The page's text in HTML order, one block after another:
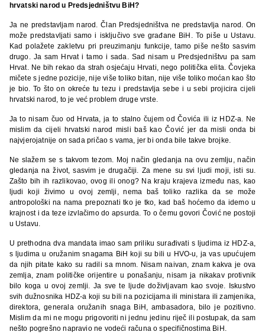
hrvatski narod u Predsjedništvu BiH?
Ja ne predstavljam narod. Član Predsjedništva ne predstavlja narod. On
može predstavljati samo i isključivo sve građane BiH. To piše u Ustavu.
Kad polažete zakletvu pri preuzimanju funkcije, tamo piše nešto sasvim
drugo. Ja sam Hrvat i tamo i sada. Sad nisam u Predsjedništvu pa sam
Hrvat. Ne bih rekao da strah osjećaju Hrvati, nego politička elita. Čovjeka
mičete s jedne pozicije, nije više toliko bitan, nije više toliko moćan kao što
je bio. To što on okreće tu tezu i predstavlja sebe i u sebi projicira cijeli
hrvatski narod, to je već problem druge vrste.
Ja to nisam čuo od Hrvata, ja to stalno čujem od Čovića ili iz HDZ-a. Ne
mislim da cijeli hrvatski narod misli baš kao Čović jer da misli onda bi
najvjerojatnije on sada pričao s vama, jer bi onda bile takve brojke.
Ne slažem se s takvom tezom. Moj način gledanja na ovu zemlju, način
gledanja na život, sasvim je drugačiji. Za mene su svi ljudi moji, isti su.
Zašto bih ih razlikovao, ovog ili onog? Na kraju krajeva između nas, kao
ljudi koji živimo u ovoj zemlji, nema baš toliko razlika da se može
antropološki na nama prepoznati tko je tko, kad baš hoćemo da idemo u
krajnost i da teze izvlačimo do apsurda. To o čemu govori Čović ne postoji
u Ustavu.
U prethodna dva mandata imao sam priliku surađivati s ljudima iz HDZ-a,
s ljudima u oružanim snagama BiH koji su bili u HVO-u, ja vas upućujem
da njih pitate kako su radili sa mnom. Nisam naivan, znam kakva je ova
zemlja, znam političke orijentire u ponašanju, nisam ja nikakav protivnik
bilo koga u ovoj zemlji. Ja sve te ljude doživljavam kao svoje. Iskustvo
svih dužnosnika HDZ-a koji su bili na pozicijama ili ministara ili zamjenika,
direktora, generala oružanih snaga BiH, ambasadora, bilo je pozitivno.
Mislim da mi ne mogu prigovoriti ni jednu jedinu riječ ili postupak, da sam
nešto pogrešno napravio ne vodeći računa o specifičnostima BiH.